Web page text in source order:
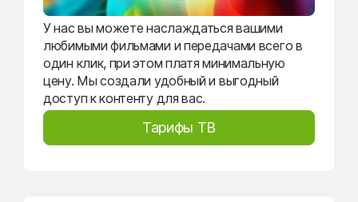
У нас вы можете наслаждаться вашими
любимыми фильмами и передачами всего в
один клик, при этом платя минимальную
цену. Мы создали удобный и выгодный
доступ к контенту для вас.
Тарифы ТВ